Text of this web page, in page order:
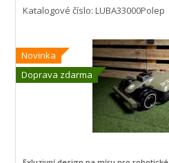
Novinka
Doprava zdarma
Katalogové číslo: LUBA33000Polep